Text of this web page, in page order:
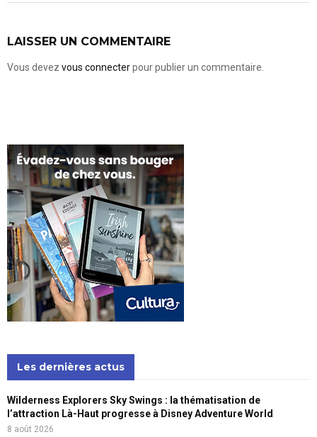
LAISSER UN COMMENTAIRE
Vous devez vous connecterpour publier un commentaire.
Les dernières actus
Wilderness Explorers Sky Swings : la thématisation de
l’attraction Là-Haut progresse à Disney Adventure World
8 août 2026